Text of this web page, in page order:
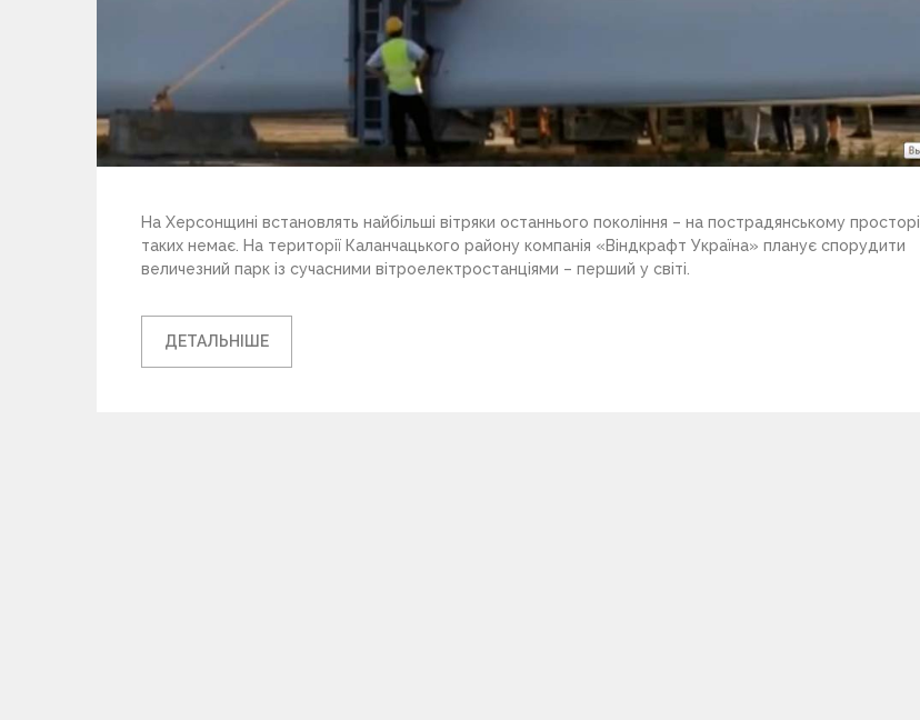
На Херсонщині встановлять найбільші вітряки останнього покоління – на пострадянському просторі
таких немає. На території Каланчацького району компанія «Віндкрафт Україна» планує спорудити
величезний парк із сучасними вітроелектростанціями – перший у світі.
ДЕТАЛЬНІШЕ